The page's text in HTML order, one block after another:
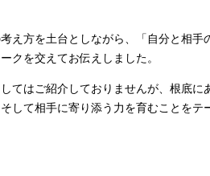
え方を土台としながら、「自分と相手
クを交えてお伝えしました。
てはご紹介しておりませんが、根底に
して相手に寄り添う力を育むことをテ